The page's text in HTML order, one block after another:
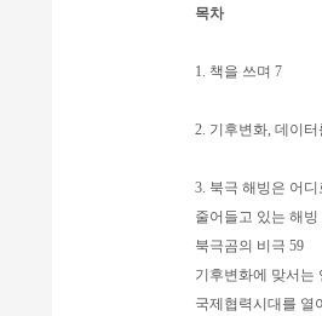
목차
1. 책을 쓰며 7
2. 기후변화, 데이터
3. 북극 해빙은 어디
줄어들고 있는 해빙
북극곰의 비극 59
기후변화에 맞서는
국제협력시대를 열